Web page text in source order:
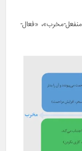
مخرب»، «فعال-